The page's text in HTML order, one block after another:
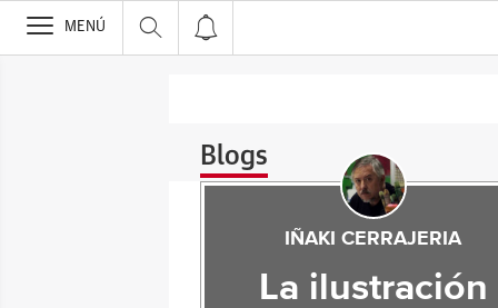
>
MENÚ
Blogs
IÑAKI CERRAJERIA
La ilustración